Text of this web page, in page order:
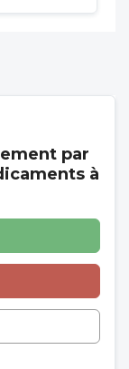
par
à